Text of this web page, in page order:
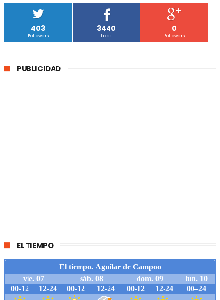
403
Followers
3440
Likes
0
Followers
PUBLICIDAD
EL TIEMPO